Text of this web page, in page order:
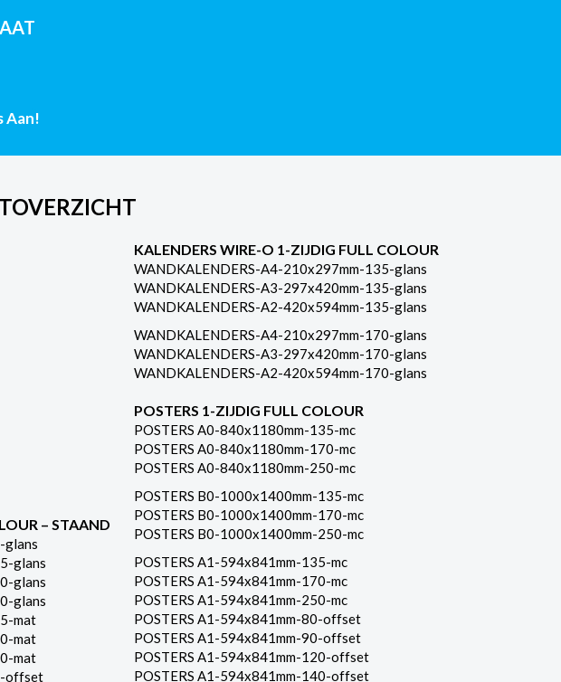
Glans)
Aan!
– STAAND
glans
glans
glans
glans
mat
mat
mat
offset
KALENDERS WIRE-O 1-ZIJDIG FULL COLOUR
WANDKALENDERS-A4-210x297mm-135-glans
WANDKALENDERS-A3-297x420mm-135-glans
WANDKALENDERS-A2-420x594mm-135-glans
WANDKALENDERS-A4-210x297mm-170-glans
WANDKALENDERS-A3-297x420mm-170-glans
WANDKALENDERS-A2-420x594mm-170-glans
POSTERS 1-ZIJDIG FULL COLOUR
POSTERS A0-840x1180mm-135-mc
POSTERS A0-840x1180mm-170-mc
POSTERS A0-840x1180mm-250-mc
POSTERS B0-1000x1400mm-135-mc
POSTERS B0-1000x1400mm-170-mc
POSTERS B0-1000x1400mm-250-mc
POSTERS A1-594x841mm-135-mc
POSTERS A1-594x841mm-170-mc
POSTERS A1-594x841mm-250-mc
POSTERS A1-594x841mm-80-offset
POSTERS A1-594x841mm-90-offset
POSTERS A1-594x841mm-120-offset
POSTERS A1-594x841mm-140-offset